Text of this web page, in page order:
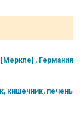
, Германия
кишечник, печень